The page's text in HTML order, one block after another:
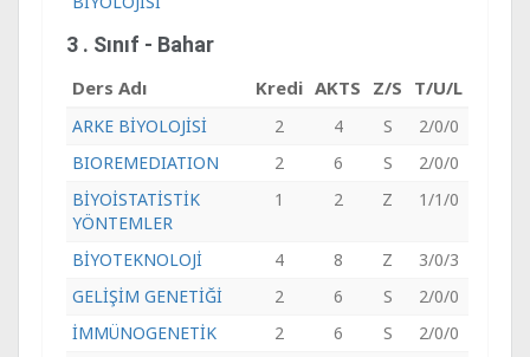
3 . Sınıf - Bahar
Ders Adı Kredi AKTS Z/S T/U/L
ARKE BİYOLOJİSİ 2 4 S
2/0/0
BIOREMEDIATION
2 6 S
2/0/0
BİYOİSTATİSTİK
YÖNTEMLER
1 2 Z 1/1/0
BİYOTEKNOLOJİ 4 8 Z
3/0/3
GELİŞİM GENETİĞİ
2 6 S
2/0/0
İMMÜNOGENETİK
2 6 S
2/0/0